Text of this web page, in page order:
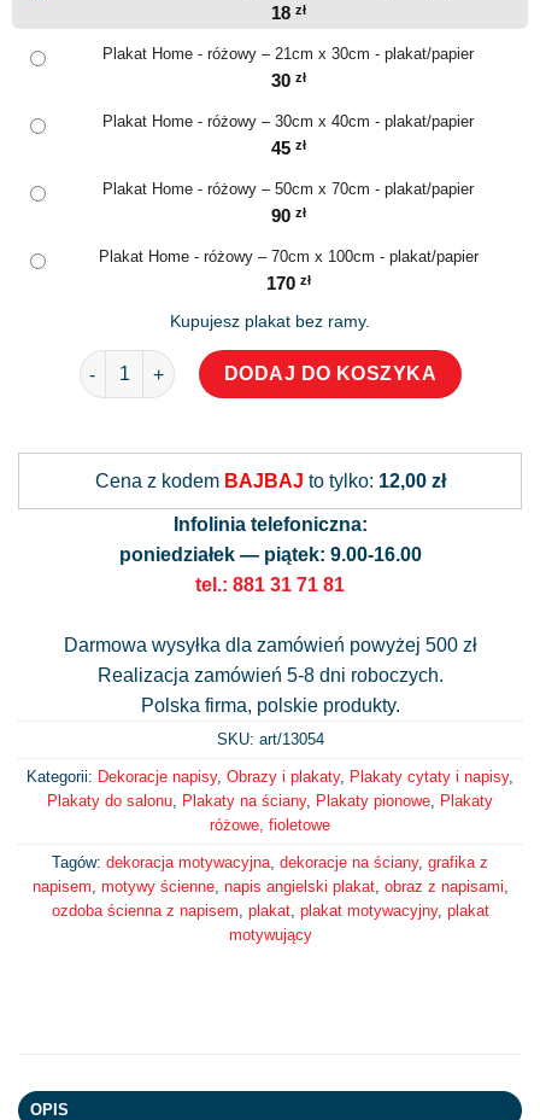
18 zł
Plakat Home - różowy – 21cm x 30cm - plakat/papier
30 zł
Plakat Home - różowy – 30cm x 40cm - plakat/papier
45 zł
Plakat Home - różowy – 50cm x 70cm - plakat/papier
90 zł
Plakat Home - różowy – 70cm x 100cm - plakat/papier
170 zł
Kupujesz plakat bez ramy.
ilość Plakat Home - różowy
DODAJ DO KOSZYKA
Cena z kodem BAJBAJ to tylko: 12,00 zł
Infolinia telefoniczna:
poniedziałek — piątek: 9.00-16.00
tel.: 881 31 71 81
Darmowa wysyłka dla zamówień powyżej 500 zł
Realizacja zamówień 5-8 dni roboczych.
Polska firma, polskie produkty.
SKU: art/13054
Kategorii: Dekoracje napisy, Obrazy i plakaty, Plakaty cytaty i napisy,
Plakaty do salonu
Plakaty na ściany, Plakaty pionowe
Plakaty
różowe, fioletowe
Tagów: dekoracja motywacyjna dekoracje na ściany, grafika z
napisem motywy ścienne, napis angielski plakat, obraz z napisami
ozdoba ścienna z napisem plakat, plakat motywacyjny, plakat
motywujący
OPIS